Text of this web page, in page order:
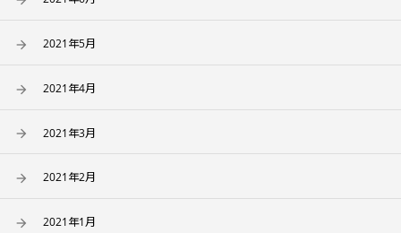
2021年5月
2021年4月
2021年3月
2021年2月
2021年1月